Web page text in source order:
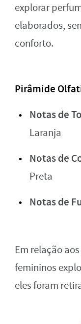
explorar
elaborados,
conforto.
Pirâmide
Notas de
Laranja
Notas de
Preta
Notas de
Em relação
femininos
eles foram